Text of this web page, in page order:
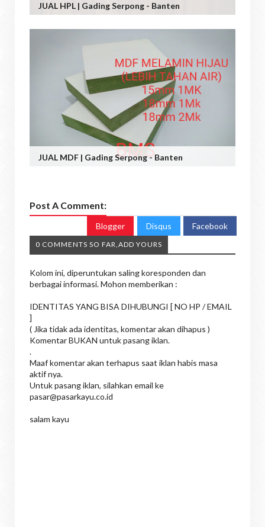
JUAL HPL | Gading Serpong - Banten
JUAL MDF | Gading Serpong - Banten
Post A Comment:
Blogger Disqus Facebook
0 COMMENTS SO FAR,ADD YOURS
Kolom ini, diperuntukan saling koresponden dan
berbagai informasi. Mohon memberikan :
IDENTITAS YANG BISA DIHUBUNGI [ NO HP / EMAIL
]
( Jika tidak ada identitas, komentar akan dihapus )
Komentar BUKAN untuk pasang iklan.
.
Maaf komentar akan terhapus saat iklan habis masa
aktif nya.
Untuk pasang iklan, silahkan email ke
pasar@pasarkayu.co.id
salam kayu